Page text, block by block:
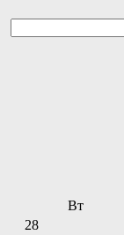
Вт
28